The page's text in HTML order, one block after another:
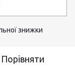
знижки
Порівняти